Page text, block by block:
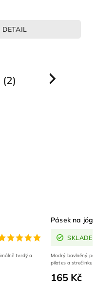
DETAIL
(2)
tvrdý a
Pásek na
165 Kč
Modrý bavlněný
pilates a strečinku
Next